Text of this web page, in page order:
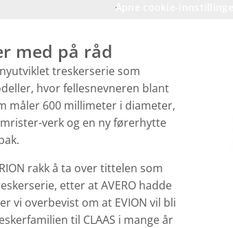
Åpne cookie-innstillinger
med på råd
treskerserie som
hvor fellesnevneren blant
måler 600 millimeter i diameter,
verk og en ny førerhytte
rakk å ta over tittelen som
etter at AVERO hadde
vi overbevist om at EVION vil bli
til CLAAS i mange år